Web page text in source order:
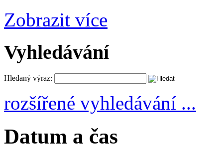
Zobrazit více
Vyhledávání
Hledaný výraz:
rozšířené vyhledávání ...
Datum a čas